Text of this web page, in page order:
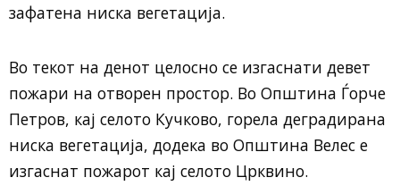
зафатена ниска вегетација.
Во текот на денот целосно се изгаснати девет
пожари на отворен простор. Во Општина Ѓорче
Петров, кај селото Кучково, горела деградирана
ниска вегетација, додека во Општина Велес е
изгаснат пожарот кај селото Црквино.